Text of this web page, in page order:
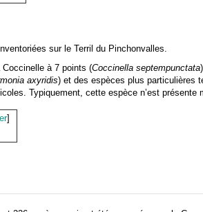
sur le Terril du Pinchonvalles.
à 7 points (Coccinella septempunctata
axyridis) et des espèces plus particulières
Typiquement, cette espèce n’est présente
]